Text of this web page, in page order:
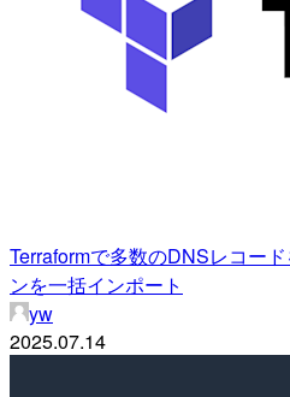
Terraformで多数のDNSレコー
ンを一括インポート
yw
2025.07.14